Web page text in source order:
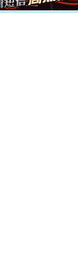
[元旦]当
泣，这痛